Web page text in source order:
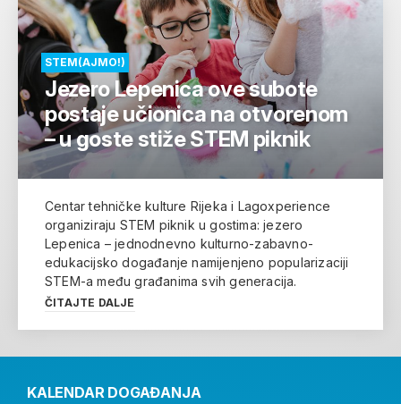
STEM(AJMO!)
Jezero Lepenica ove subote
postaje učionica na otvorenom
– u goste stiže STEM piknik
Centar tehničke kulture Rijeka i Lagoxperience
organiziraju STEM piknik u gostima: jezero
Lepenica – jednodnevno kulturno-zabavno-
edukacijsko događanje namijenjeno popularizaciji
STEM-a među građanima svih generacija.
ČITAJTE DALJE
KALENDAR DOGAĐANJA